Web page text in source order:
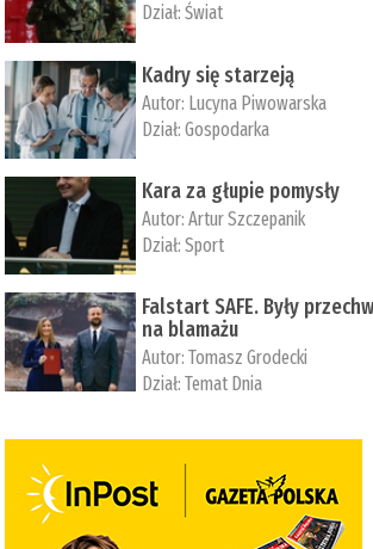
Dział:Świat
Kadry się starzeją
Autor: Lucyna Piwowarska
Dział:Gospodarka
Kara za głupie pomysły
Autor:Artur Szczepanik
Dział:Sport
Falstart SAFE. Były
na blamażu
Autor:Tomasz Grodecki
Dział:Temat Dnia